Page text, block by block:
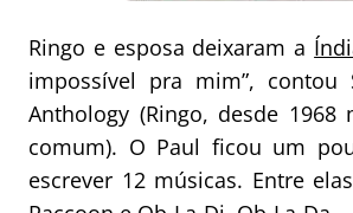
Ringo e esposa deixaram a
impossível pra mim”,
Anthology (Ringo, desde
comum). O Paul ficou um
escrever 12 músicas. Entre